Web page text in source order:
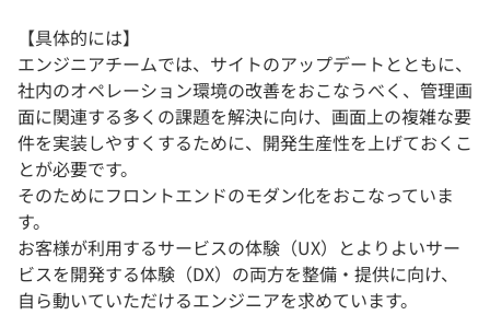
【具体的には】
エンジニアチームでは、サイトのアップデートとともに、
社内のオペレーション環境の改善をおこなうべく、管理画
面に関連する多くの課題を解決に向け、画面上の複雑な要
件を実装しやすくするために、開発生産性を上げておくこ
とが必要です。
そのためにフロントエンドのモダン化をおこなっていま
す。
お客様が利用するサービスの体験（UX）とよりよいサー
ビスを開発する体験（DX）の両方を整備・提供に向け、
自ら動いていただけるエンジニアを求めています。